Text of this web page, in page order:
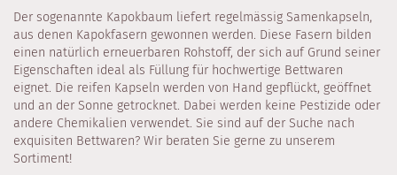
Der sogenannte Kapokbaum liefert regelmässig Samenkapseln,
aus denen Kapokfasern gewonnen werden. Diese Fasern bilden
einen natürlich erneuerbaren Rohstoff, der sich auf Grund seiner
Eigenschaften ideal als Füllung für hochwertige Bettwaren
eignet. Die reifen Kapseln werden von Hand gepflückt, geöffnet
und an der Sonne getrocknet. Dabei werden keine Pestizide oder
andere Chemikalien verwendet. Sie sind auf der Suche nach
exquisiten Bettwaren? Wir beraten Sie gerne zu unserem
Sortiment!